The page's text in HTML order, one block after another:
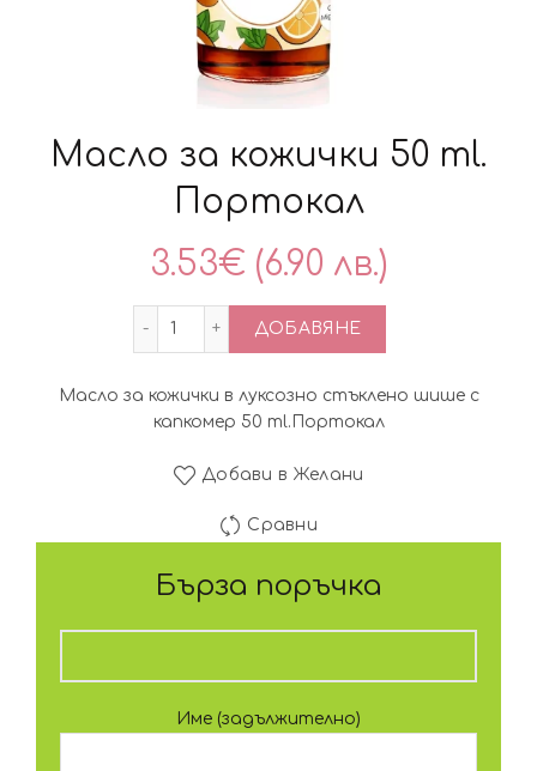
Масло за кожички 50 ml.
Портокал
3.53€ (6.90 лв.)
количество за Масло за кожички 50
ДОБАВЯНЕ
Масло за кожички в луксозно стъклено шише с
капкомер 50 ml.Портокал
Добави в Желани
Сравни
Бърза поръчка
Име (задължително)